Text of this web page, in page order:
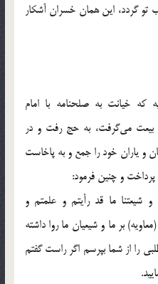
تو گردد، این همان خسران آشکار
که خیانت به صلحنامه با امام
بیعت می‌گرفت، به حج رفت و در
و یاران خود را جمع و به پاخاست
و چنین فرمود:
و شیعتنا ما قد رأیتم و علمتم و
بر ما و شیعیان ما روا داشته
را از شما بپرسم اگر راست گفتم